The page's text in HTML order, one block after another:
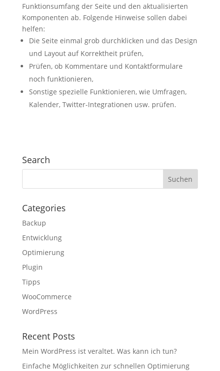
Funktionsumfang der Seite und den aktualisierten
Komponenten ab. Folgende Hinweise sollen dabei
helfen:
Die Seite einmal grob durchklicken und das Design
und Layout auf Korrektheit prüfen,
Prüfen, ob Kommentare und Kontaktformulare
noch funktionieren,
Sonstige spezielle Funktionieren, wie Umfragen,
Kalender, Twitter-Integrationen usw. prüfen.
Search
Categories
Backup
Entwicklung
Optimierung
Plugin
Tipps
WooCommerce
WordPress
Recent Posts
Mein WordPress ist veraltet. Was kann ich tun?
Einfache Möglichkeiten zur schnellen Optimierung